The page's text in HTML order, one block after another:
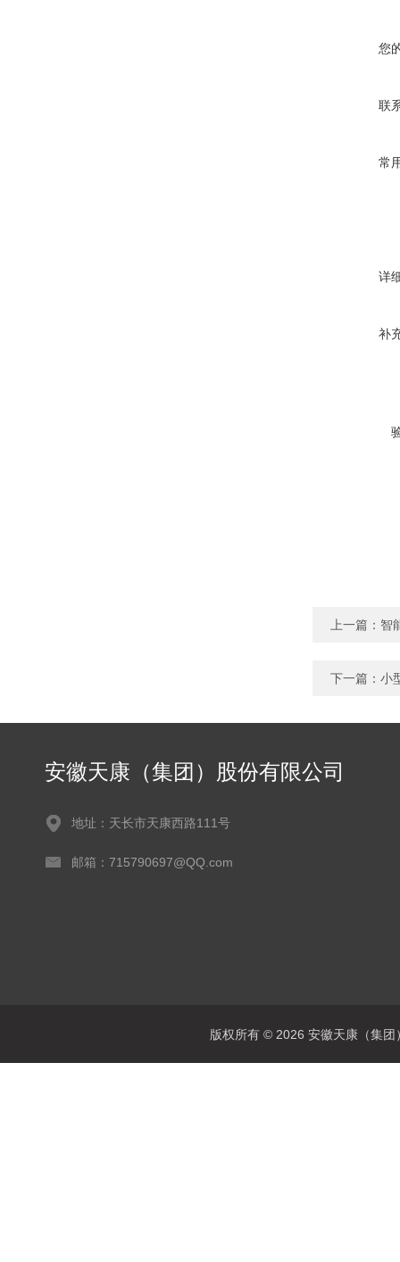
您
联
常
详
补
上一篇： 智
下一篇： 小
安徽天康（集团）股份有限公司
地址：天长市天康西路111号
邮箱：715790697@QQ.com
版权所有 © 2026 安徽天康（集